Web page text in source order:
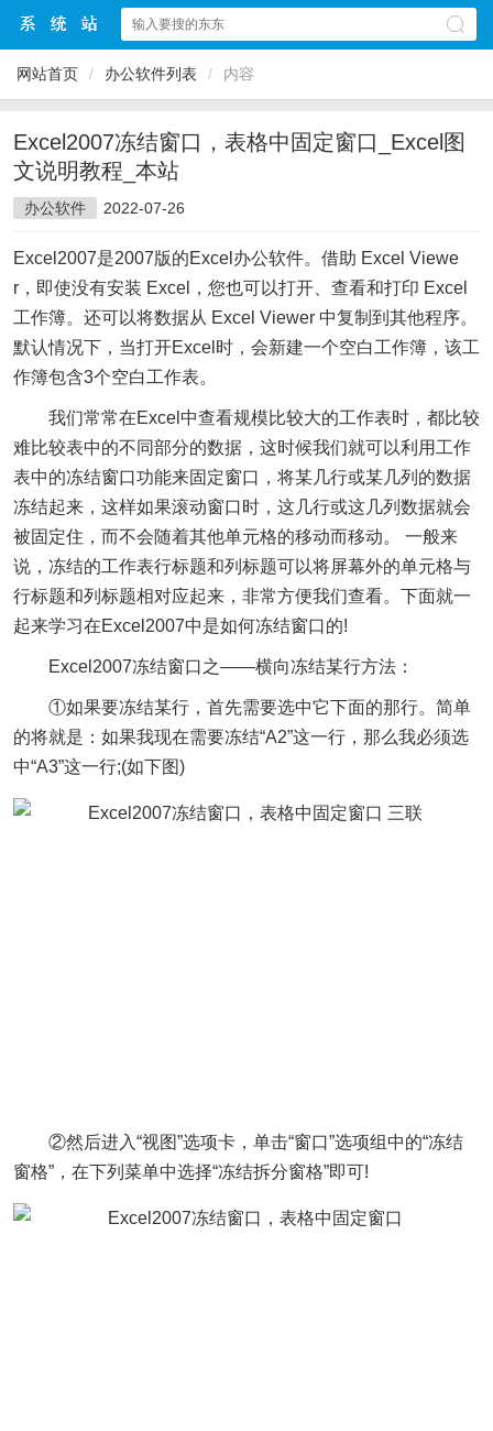
网站首页 / 办公软件列表 / 内容
Excel2007冻结窗口，表格中固定窗口_Excel图
文说明教程_本站
办公软件 2022-07-26
Excel2007是2007版的Excel办公软件。借助 Excel Viewe
r，即使没有安装 Excel，您也可以打开、查看和打印 Excel
工作簿。还可以将数据从 Excel Viewer 中复制到其他程序。
默认情况下，当打开Excel时，会新建一个空白工作簿，该工
作簿包含3个空白工作表。
我们常常在Excel中查看规模比较大的工作表时，都比较
难比较表中的不同部分的数据，这时候我们就可以利用工作
表中的冻结窗口功能来固定窗口，将某几行或某几列的数据
冻结起来，这样如果滚动窗口时，这几行或这几列数据就会
被固定住，而不会随着其他单元格的移动而移动。 一般来
说，冻结的工作表行标题和列标题可以将屏幕外的单元格与
行标题和列标题相对应起来，非常方便我们查看。下面就一
起来学习在Excel2007中是如何冻结窗口的!
Excel2007冻结窗口之——横向冻结某行方法：
①如果要冻结某行，首先需要选中它下面的那行。简单
的将就是：如果我现在需要冻结“A2”这一行，那么我必须选
中“A3”这一行;(如下图)
②然后进入“视图”选项卡，单击“窗口”选项组中的“冻结
窗格”，在下列菜单中选择“冻结拆分窗格”即可!